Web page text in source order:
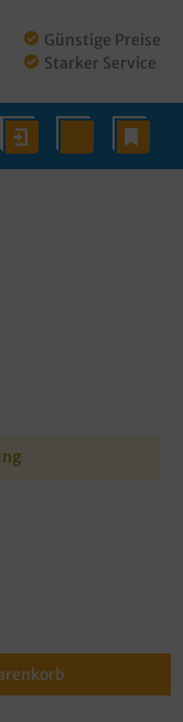
Günstige Preise
Starker Service